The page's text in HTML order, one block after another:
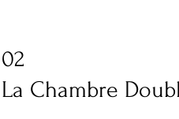
02
La Chambre